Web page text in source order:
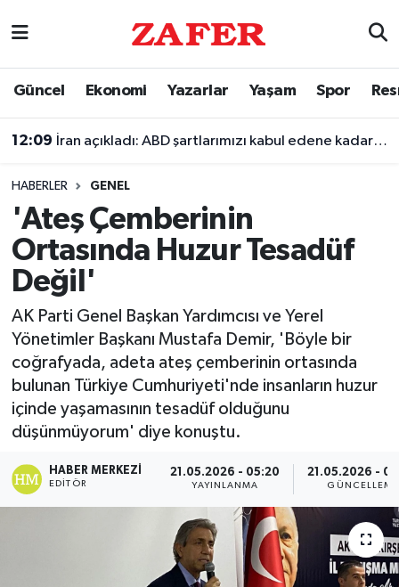
Güncel Ekonomi Yazarlar Yaşam Spor
12:09 İran açıkladı: ABD şartlarımızı kabul edene kadar Hürmüz Boğazı'nı kontrol altında tutacağız
HABERLER GENEL
'Ateş Çemberinin
Ortasında Huzur Tesadüf
Değil'
AK Parti Genel Başkan Yardımcısı ve Yerel
Yönetimler Başkanı Mustafa Demir, 'Böyle bir
coğrafyada, adeta ateş çemberinin ortasında
bulunan Türkiye Cumhuriyeti'nde insanların huzur
içinde yaşamasının tesadüf olduğunu
düşünmüyorum' diye konuştu.
HABER MERKEZI
EDITÖR
21.05.2026 - 05:20
YAYINLANMA
21.05.2026 -
GÜNCELLEME
Nöbetçi Eczaneler
Trafik Durumu
Süper Lig Puan Durumu ve Fikstür
Tüm Manşetler
Son Dakika Haberleri
Haber Arşivi